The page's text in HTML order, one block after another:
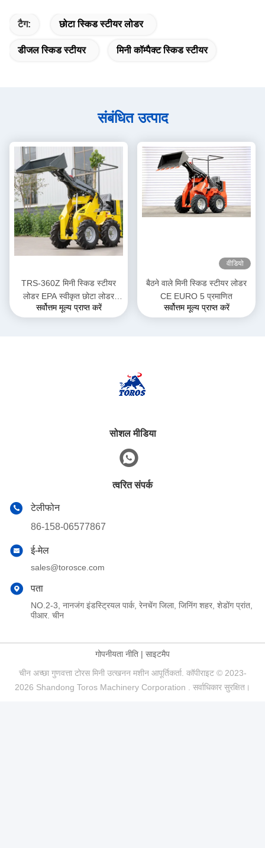
टैग: छोटा स्किड स्टीयर लोडर
डीजल स्किड स्टीयर मिनी कॉम्पैक्ट स्किड स्टीयर
संबंधित उत्पाद
TRS-360Z मिनी स्किड स्टीयर
लोडर EPA स्वीकृत छोटा लोडर
डीजल संचालित कई रंग विकल्प
सर्वोत्तम मूल्य प्राप्त करें
वीडियो
बैठने वाले मिनी स्किड स्टीयर लोडर
CE EURO 5 प्रमाणित
सर्वोत्तम मूल्य प्राप्त करें
सोशल मीडिया
त्वरित संपर्क
टेलीफोन
86-158-06577867
ई-मेल
sales@torosce.com
पता
NO.2-3, नानजंग इंडस्ट्रियल पार्क, रेनचेंग जिला, जिनिंग शहर, शेडोंग प्रांत,
पीआर. चीन
गोपनीयता नीति | साइटमैप
चीन अच्छा गुणवत्ता टोरस मिनी उत्खनन मशीन आपूर्तिकर्ता. कॉपीराइट © 2023-
2026 Shandong Toros Machinery Corporation . सर्वाधिकार सुरक्षित।